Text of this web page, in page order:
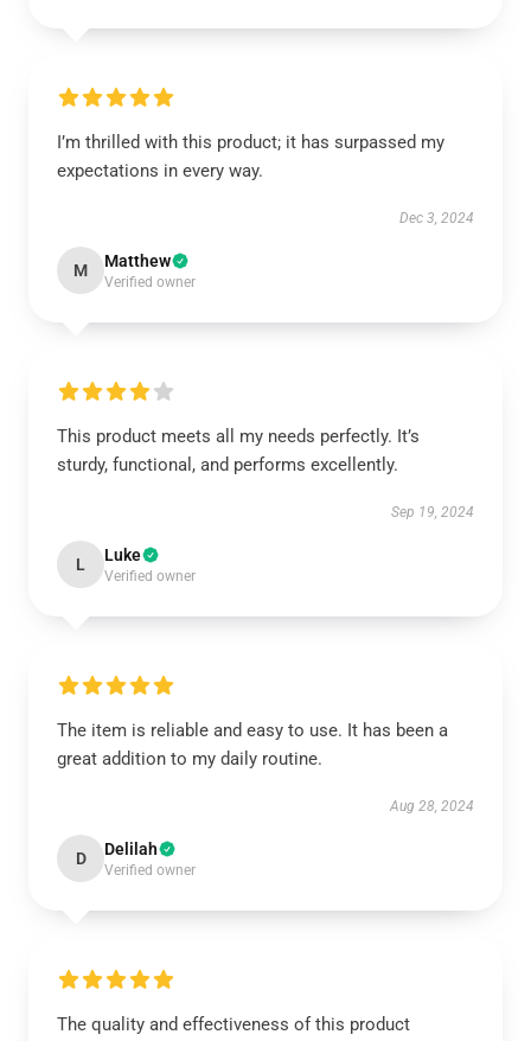
I’m thrilled with this product; it has surpassed my
expectations in every way.
Dec 3, 2024
M Matthew
Verified owner
This product meets all my needs perfectly. It’s
sturdy, functional, and performs excellently.
Sep 19, 2024
L Luke
Verified owner
The item is reliable and easy to use. It has been a
great addition to my daily routine.
Aug 28, 2024
D Delilah
Verified owner
The quality and effectiveness of this product